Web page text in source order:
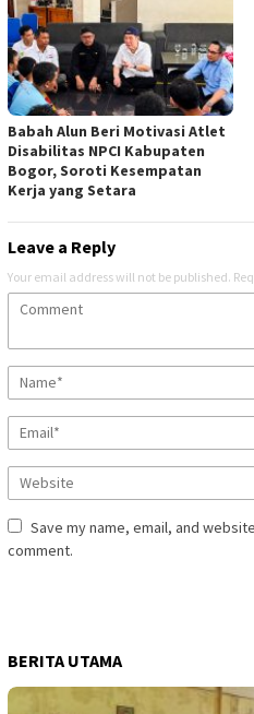
Babah Alun Beri Motivasi Atlet
Disabilitas NPCI Kabupaten
Bogor, Soroti Kesempatan
Kerja yang Setara
Leave a Reply
Your email address will not be published.
Save my name, email, and
comment.
BERITA UTAMA